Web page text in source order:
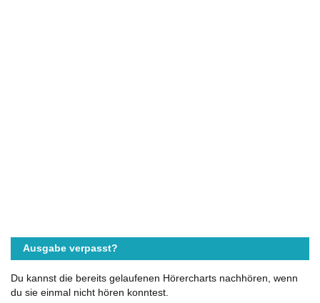
Ausgabe verpasst?
Du kannst die bereits gelaufenen Hörercharts nachhören, wenn
du sie einmal nicht hören konntest.